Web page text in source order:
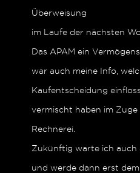
Überweisung
im Laufe der nächsten
Das APAM ein
war auch meine Info,
Kaufentscheidung
vermischt haben im Zuge
Rechnerei.
Zukünftig warte ich auch
und werde dann erst